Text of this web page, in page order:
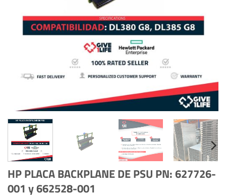
HP PLACA BACKPLANE DE PSU PN: 627726-
001 y 662528-001